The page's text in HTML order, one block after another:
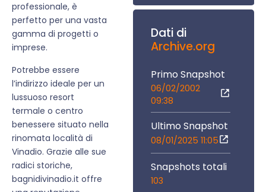
professionale, è
perfetto per una vasta
gamma di progetti o
imprese.
Potrebbe essere
l’indirizzo ideale per un
lussuoso resort
termale o centro
benessere situato nella
rinomata località di
Vinadio. Grazie alle sue
radici storiche,
bagnidivinadio.it offre
Dati di
Archive.org
Primo Snapshot
06/02/2002
09:38
Ultimo Snapshot
08/01/2025 11:05
Snapshots totali
103